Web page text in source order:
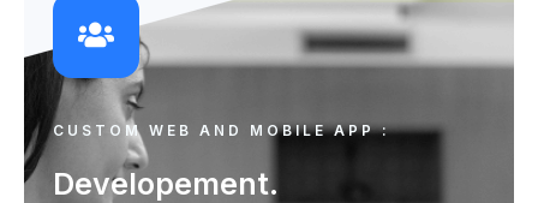
CUSTOM WEB AND MOBILE APP :
Developement.